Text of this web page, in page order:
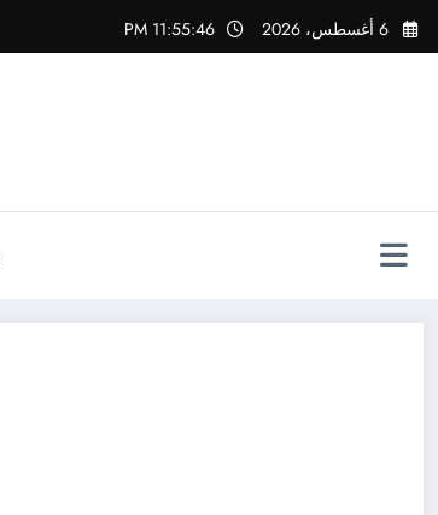
التجاوز
إلى
6 أغسطس، 2026 11:55:47 PM